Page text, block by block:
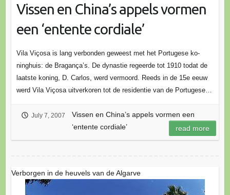
Vissen en China’s appels vormen
een ‘entente cordiale’
Vila Viçosa is lang verbon­den geweest met het Portugese ko­
ninghuis: de Bra­gança’s. De dynastie regeerde tot 1910 todat de
laatste koning, D. Carlos, werd vermoord. Reeds in de 15e eeuw
werd Vila Viçosa uit­verkoren tot de residentie van de Portugese…
July 7, 2007
Vissen en China’s appels vormen een
‘entente cordiale’
read more
Verborgen in de heuvels van de Algarve